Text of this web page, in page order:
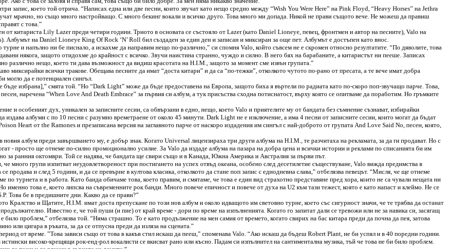
запис, което той отрича. “Написах една или две песни, които звучат като нещо средно между “Wish You Were Here” на Pink Floyd, “Heavy Horses” на Jethra
мрачно, но също много настройващо. С много бекинг вокали и всичко друго. Това много ми допада. Никой не прави същото вече. Не можеш да правиш
с това.”
китариста Lily Lazer преди четири години. Триото в основата се състояло от Lazer (като Daniel Lioneye, певец, фронтмен и автор на песните), Valo на
на Daniel Lioneye King Of Rock ‘N’ Roll бил създаден за един ден и записан и миксиран за още пет. Албумът е достъпен като внос.
и напълно ни бе писнало, а искахме да направим нещо по-различно,” си спомня Valo, който съвсем не е скромен относно резултатите. “По дяволите, това
някога, защото отидохме до крайност с всичко. Звучи наистина странно, чуждо и силно. В него бях на барабаните, а китаристът ни пееше. Записах
различно нещо, което ти дава възможност да видиш красотата на H.I.M., защото за момент сме извън групата.”
миксирайки всички тракове. Обещава песните да имат “доста китари” и да са “по-тежки”, отколкото чутото по-рано от пресата, а те вече имат добра
могло да е потенциален сингъл.
избрана],” смята той. “Но “Dark Light” може да бъде предоставена на Европа, защото биха я въртели по радиата като по-скоро поп-звучащо парче. Това,
наречена “When Love And Death Embrace” за първия си албум, а тук присъства сходна потиснатост, върху която се опитваме да поработим. Но гръмките
и особеният дух, уникален за записните сесии, са обвързани в едно, нещо, което Valо и приятелите му от бандата без съмнение съзнават, избирайки
албуми с по 10 песни с разумно времетраене от около 45 минути. Dark Light не е изключение, а има 4 песни от записните сесии, които могат да бъдат
Heart от the Ramones и презаписана версия на заглавното парче от наскоро издадения им сингъл с най-доброто от групата And Love Said No, песен, която,
албум преди завършването му, е добър знак. Когато Universal лицензираха три други албума на H.I.M., те разчитаха на рекламата, за да ги продават. Но с
- просто ще отнеме по-силно промоционално усилие. За Valо да издаде албума на пазара на добра цена и всички истории и реклами по списанията би им
за ранния октомври. Той се надява, че бандата ще свири също и в Канада, Южна Америка и Австралия за първи път.
много групи изпитват неудовлетвореност при постигането на успех отвъд океана, особено след десетилетие съществуване, Valо вижда предимства в
продава и след 5 години, и да се превърне в култова класика, отколкото да стане поп запис с еднодневна слава,” отбелязва певецът. “Мисля, че ще отнеме
по турнета и в работа. Като банда обичаме това, което правим, и смятаме, че това е един вид страхотно представяне пред хора, които не са чували нещата ни
именно това е, което липсва на съвременните рок банди. Много повече епичност и повече от духа на U2 към тази тежест, която е като напаст и клеймо. Не се
Това бе в предишните дни. Какво да се прави?”
Кралство и Щатите, H.I.M. имат доста препускане по този нов албум и около идващото им световно турне, което със сигурност значи, че те трябва да останат
Известно е, че той пуши (и пие) от край време - дори по време на изпълненията. Когато го запитат дали се тревожи или не за навика си, засягащ
било проблем,” отбелязва той. “Няма страшно. То е като продължение на мен самия от времето, когато свирих на бас китара преди да почна да пея, затова
или цигара в ръката, за да се отпусна преди да изляза на сцената.”
от време. ”Това зависи също от това в какъв стил искаш да пееш,” споменава Valо. “Ако искаш да бъдеш Robert Plant, не би успял и в 40 поредни години.
високо-крещящи рок-енд-рол вокалисти се вкисват рано или късно. Падам си изпълнител на сантиментална музика, тъй че това не би било проблем.